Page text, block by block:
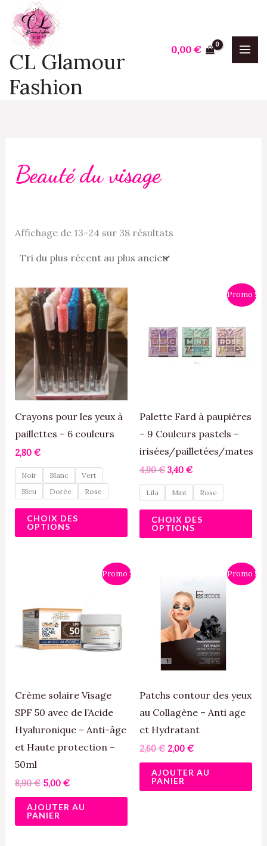
Aller
contenu
CL Glamour
Fashion
0,00€
Beauté du visage
Affichage de 13–24 sur 38 résultats
plus
Crayons pour les yeux à
paillettes – 6 couleurs
2,80 €
Noir Blanc
Vert
Bleu
Dorée Rose
CHOIX DES
OPTIONS
Ce
produit
a
plusieurs
options
peuvent
être
choisies
sur
page
produit
Promo !
Palette Fard à paupières
– 9 Couleurs pastels –
irisées/pailletées/mates
4,90€
4,90 €.
3,40 €
3,40 €.
Lila Mint Rose
CHOIX DES
OPTIONS
Ce
Promo !
Crème solaire Visage
SPF 50 avec de l’Acide
Hyaluronique – Anti-âge
et Haute protection –
50ml
8,90€
8,90 €.
5,00 €
5,00 €.
AJOUTER AU
PANIER
Promo !
Patchs contour des yeux
au Collagène – Anti age
et Hydratant
2,60€
prix
initial
était :
2,60 €.
2,00 €
actuel
est :
2,00 €.
AJOUTER AU
PANIER